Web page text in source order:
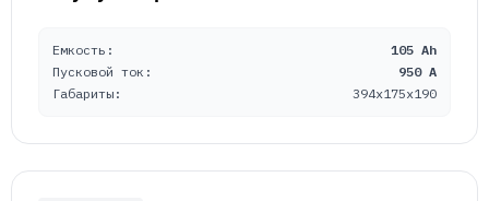
Емкость:
105 Ah
Пусковой ток:
950 A
Габариты:
394x175x190